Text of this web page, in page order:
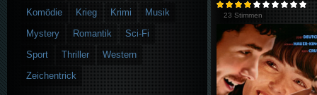
23 Stimmen
Komödie
Krieg Krimi
Musik
Mystery
Romantik
Sci-Fi
Sport
Thriller
Western
Zeichentrick